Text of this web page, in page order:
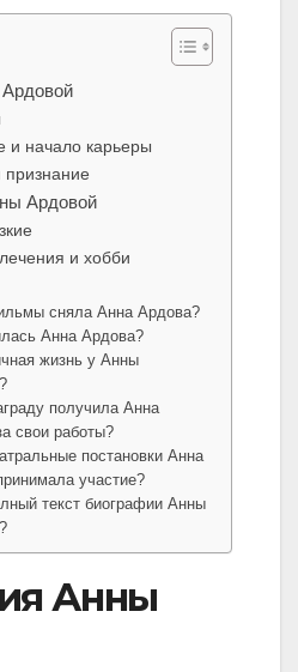
и начало карьеры
Ардовой
и хобби
сняла Анна Ардова?
Анна Ардова?
жизнь у Анны
получила Анна
свои работы?
постановки Анна
участие?
текст биографии Анны
Анны